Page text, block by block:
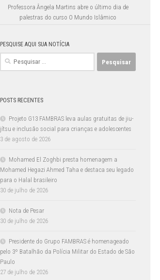
Professora Ângela Martins abre o último dia de
palestras do curso O Mundo Islâmico
PESQUISE AQUI SUA NOTÍCIA
Pesquisar
POSTS RECENTES
Projeto G13 FAMBRAS leva aulas gratuitas de jiu-
jítsu e inclusão social para crianças e adolescentes
3 de agosto de 2026
Mohamed El Zoghbi presta homenagem a
Mohamed Hegazi Ahmed Taha e destaca seu legado
para o Halal brasileiro
30 de julho de 2026
Nota de Pesar
30 de julho de 2026
Presidente do Grupo FAMBRAS é homenageado
pelo 3º Batalhão da Polícia Militar do Estado de São
Paulo
27 de julho de 2026